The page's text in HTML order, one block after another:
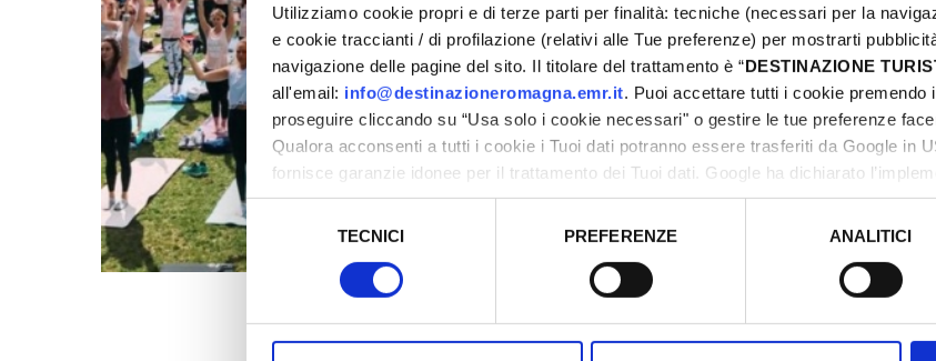
Utilizziamo cookie propri e di terze parti per finalità: tecniche (necessari per la
e cookie traccianti / di profilazione (relativi alle Tue preferenze) per mostrarti
navigazione delle pagine del sito. Il titolare del trattamento è “DESTINAZIONE
all'email: info@destinazioneromagna.emr.it. Puoi accettare tutti i cookie premendo
proseguire cliccando su “Usa solo i cookie necessari" o gestire le tue preferenze
Qualora acconsenti a tutti i cookie i Tuoi dati potranno essere trasferiti da Google in
fornisce garanzie idonee per il trattamento dei Tuoi dati. Google ha dichiarato
sicurezza a Tutela dei navigatori, che abbiamo valutato essere sufficienti.
Selezione
del
consenso
TECNICI PREFERENZE ANALITICI